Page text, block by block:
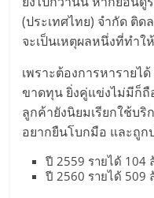
ปรึกษา
การ
ลงทุน
และ
(ประเทศไทย) จำกัด ติ
จะเป็นเหตุผลหนึ่งที่ทำใ
เพราะต้องการหารายไ
ขาดทุน ยิ่งคู่แข่งไม่มีก็ถื
ลูกค้ายังนิยมเรียกใช้บริ
อยากยืนโบกมือ และถูก
ปี 2559 รายได้ 104
ปี 2560 รายได้ 509